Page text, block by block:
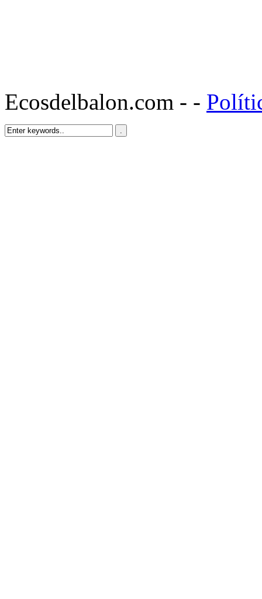
Ecosdelbalon.com - -